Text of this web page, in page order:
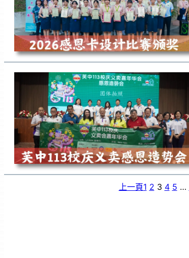
上一頁1 2 3 4 5 …